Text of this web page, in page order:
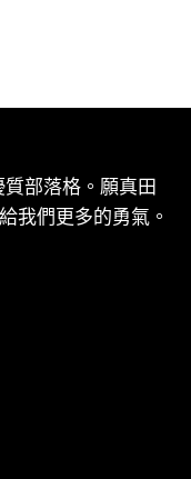
部落格。願真田
我們更多的勇氣。